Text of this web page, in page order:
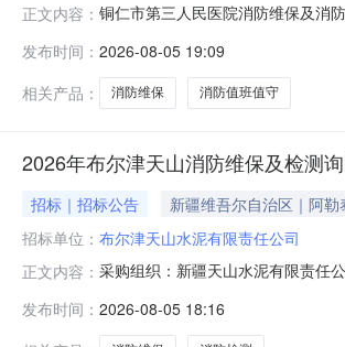
正文内容： 铜仁市第三人民医院消防维保及消
全院消防设施设备完好有效、消防
务开展公开询价，本项目分两个独立
发布时间： 2026-08-05 19:09
相关产品：
消防维保 消防值班值守
2026年布尔津天山消防维保及检测
招标｜招标公告
新疆维吾尔自治区｜阿
招标单位： 布尔津天山水泥有限责任公司
正文内容： 采购组织：新疆天山水泥有限责任
下：1、采购方式本次2026年布尔
2026年布尔津
发布时间： 2026-08-05 18:16